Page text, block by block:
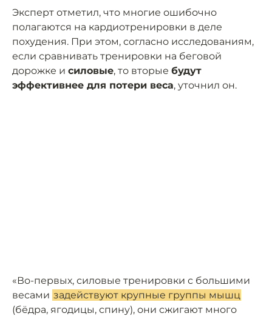
Эксперт отметил, что многие ошибочно
полагаются на кардиотренировки в деле
похудения. При этом, согласно исследованиям,
если сравнивать тренировки на беговой
дорожке и силовые, то вторые будут
эффективнее для потери веса, уточнил он.
«Во-первых, силовые тренировки с большими
весами задействуют крупные группы мышц
(бёдра, ягодицы, спину), они сжигают много